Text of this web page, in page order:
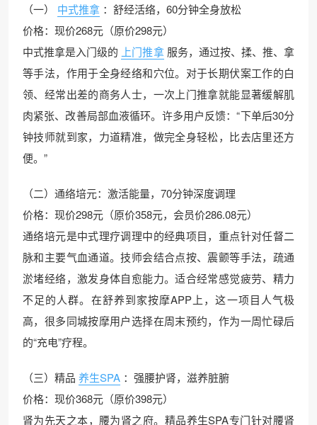
（一） 中式推拿 ：舒经活络，60分钟全身放松
价格：现价268元（原价298元）
中式推拿是入门级的 上门推拿 服务，通过按、揉、推、拿
等手法，作用于全身经络和穴位。对于长期伏案工作的白
领、经常出差的商务人士，一次上门推拿就能显著缓解肌
肉紧张、改善局部血液循环。许多用户反馈：“下单后30分
钟技师就到家，力道精准，做完全身轻松，比去店里还方
便。”
（二）通络培元：激活能量，70分钟深度调理
价格：现价298元（原价358元，会员价286.08元）
通络培元是中式理疗调理中的经典项目，重点针对任督二
脉和主要气血通道。技师会结合点按、震颤等手法，疏通
淤堵经络，激发身体自愈能力。适合经常感觉疲劳、精力
不足的人群。在舒养到家按摩APP上，这一项目人气极
高，很多同城按摩用户选择在周末预约，作为一周忙碌后
的“充电”疗程。
（三）精品 养生SPA ：强腰护肾，滋养脏腑
价格：现价368元（原价398元）
肾为先天之本，腰为肾之府。精品养生SPA专门针对腰肾